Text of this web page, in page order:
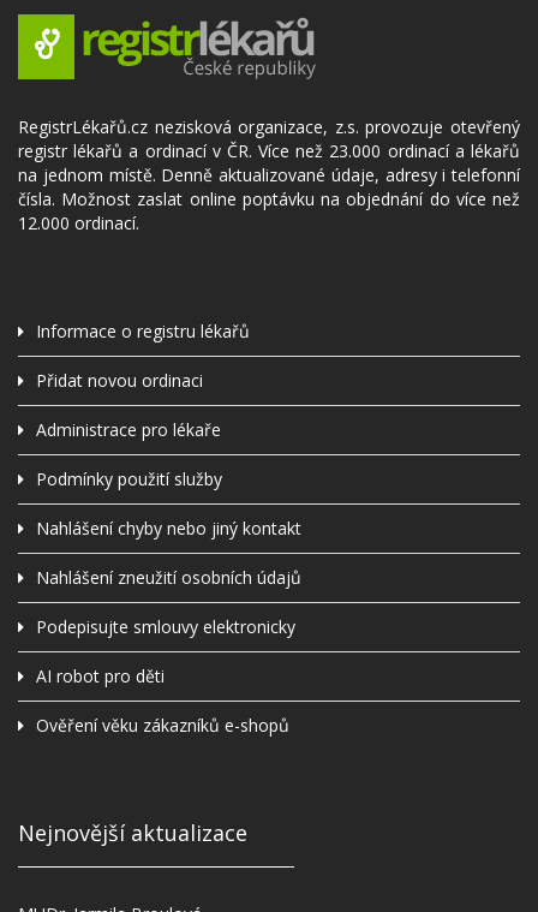
RegistrLékařů.cz nezisková organizace, z.s. provozuje otevřený
registr lékařů a ordinací v ČR. Více než 23.000 ordinací a lékařů
na jednom místě. Denně aktualizované údaje, adresy i telefonní
čísla. Možnost zaslat online poptávku na objednání do více než
12.000 ordinací.
Informace o registru lékařů
Přidat novou ordinaci
Administrace pro lékaře
Podmínky použití služby
Nahlášení chyby nebo jiný kontakt
Nahlášení zneužití osobních údajů
Podepisujte smlouvy elektronicky
AI robot pro děti
Ověření věku zákazníků e-shopů
Nejnovější aktualizace